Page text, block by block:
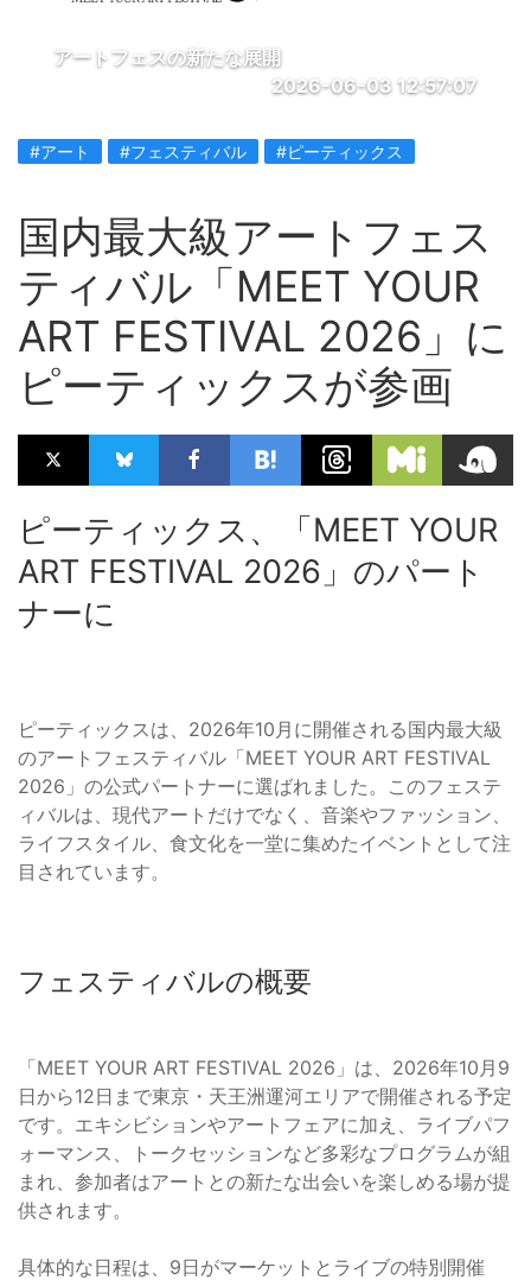
アートフェスの新たな展開
2026-06-03 12:57:07
#アート #フェスティバル #ピーティックス
国内最大級アートフェス
ティバル「MEET YOUR
ART FESTIVAL 2026」に
ピーティックスが参画
ピーティックス、「MEET YOUR
ART FESTIVAL 2026」のパート
ナーに
ピーティックスは、2026年10月に開催される国内最大級
のアートフェスティバル「MEET YOUR ART FESTIVAL
2026」の公式パートナーに選ばれました。このフェステ
ィバルは、現代アートだけでなく、音楽やファッション、
ライフスタイル、食文化を一堂に集めたイベントとして注
目されています。
フェスティバルの概要
「MEET YOUR ART FESTIVAL 2026」は、2026年10月9
日から12日まで東京・天王洲運河エリアで開催される予定
です。エキシビションやアートフェアに加え、ライブパフ
ォーマンス、トークセッションなど多彩なプログラムが組
まれ、参加者はアートとの新たな出会いを楽しめる場が提
供されます。
具体的な日程は、9日がマーケットとライブの特別開催